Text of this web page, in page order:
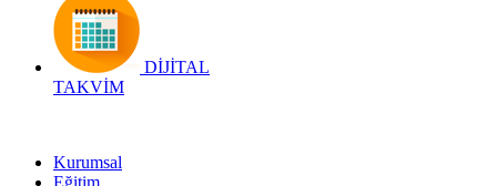
DİJİTAL
TAKVİM
Kurumsal